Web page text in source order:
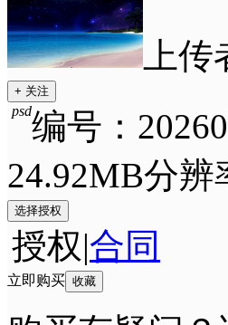
上传
+ 关注
编号：
psd
24.92MB分辨
选择授权
授权|合同
立即购买 收藏